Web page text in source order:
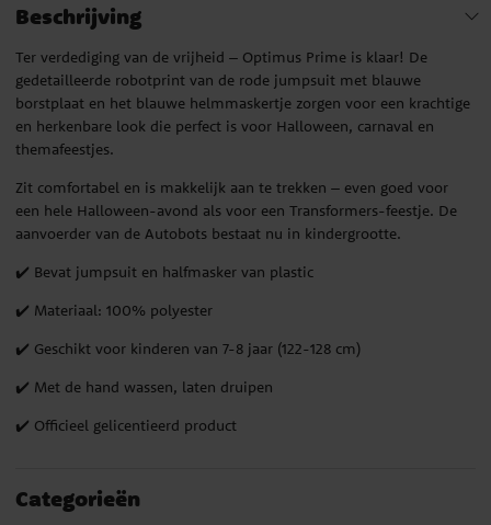
Beschrijving
Ter verdediging van de vrijheid – Optimus Prime is klaar! De
gedetailleerde robotprint van de rode jumpsuit met blauwe
borstplaat en het blauwe helmmaskertje zorgen voor een krachtige
en herkenbare look die perfect is voor Halloween, carnaval en
themafeestjes.
Zit comfortabel en is makkelijk aan te trekken – even goed voor
een hele Halloween-avond als voor een Transformers-feestje. De
aanvoerder van de Autobots bestaat nu in kindergrootte.
✔️ Bevat jumpsuit en halfmasker van plastic
✔️ Materiaal: 100% polyester
✔️ Geschikt voor kinderen van 7-8 jaar (122-128 cm)
✔️ Met de hand wassen, laten druipen
✔️ Officieel gelicentieerd product
Categorieën